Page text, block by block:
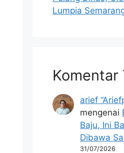
Lumpia
Komentar
arief
mengenai
Baju, Ini
Dibawa
31/07/2026